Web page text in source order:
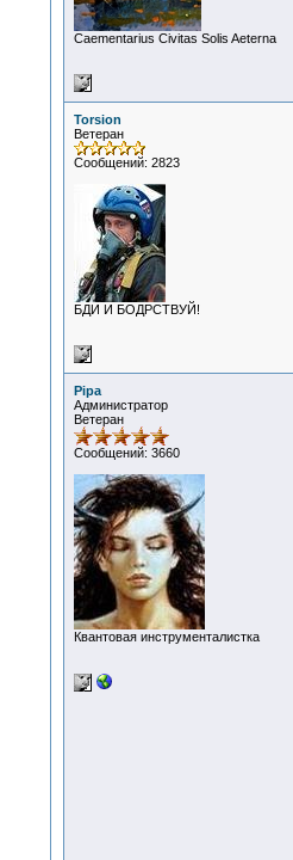
Сaementarius Civitas Solis Aeterna
Torsion
Ветеран
Сообщений: 2823
БДИ И БОДРСТВУЙ!
Pipa
Администратор
Ветеран
Сообщений: 3660
Квантовая инструменталистка